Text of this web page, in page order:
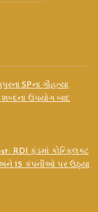
SPના ગૌહત્યા
શબ્દના ઉપયોગ બાદ
RDI ફંડમાં કોન્ફ્લિક્ટ
15 કંપનીઓ પર ઉઠ્યા